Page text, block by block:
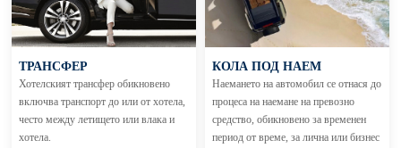
ТРАНСФЕР
Хотелският трансфер обикновено
включва транспорт до или от хотела,
често между летището или влака и
хотела.
КОЛА ПОД НАЕМ
Наемането на автомобил се отнася до
процеса на наемане на превозно
средство, обикновено за временен
период от време, за лична или бизнес